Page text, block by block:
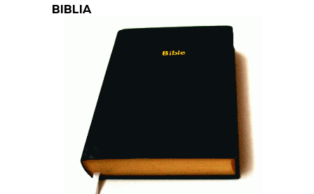
BIBLIA